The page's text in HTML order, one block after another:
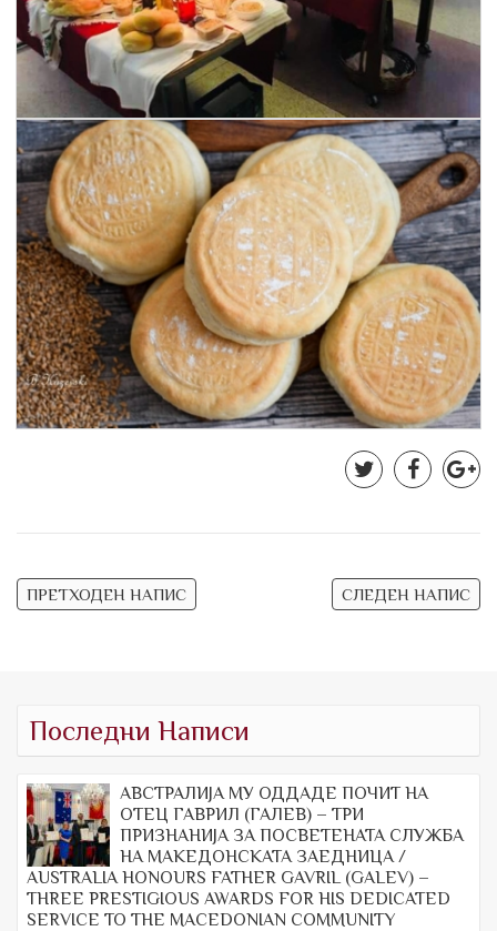
Навигација
ПРЕТХОДЕН НАПИС СЛЕДЕН НАПИС
Последни Написи
АВСТРАЛИЈА МУ ОДДАДЕ ПОЧИТ НА
ОТЕЦ ГАВРИЛ (ГАЛЕВ) – ТРИ
ПРИЗНАНИЈА ЗА ПОСВЕТЕНАТА СЛУЖБА
НА МАКЕДОНСКАТА ЗАЕДНИЦА /
AUSTRALIA HONOURS FATHER GAVRIL (GALEV) –
THREE PRESTIGIOUS AWARDS FOR HIS DEDICATED
SERVICE TO THE MACEDONIAN COMMUNITY